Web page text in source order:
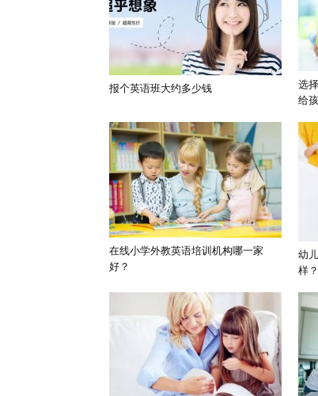
报个英语班大约多少钱
选
给
在线小学外教英语培训机构哪一家
好？
幼
样？